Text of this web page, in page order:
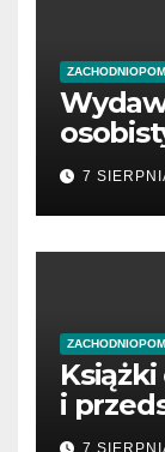
7
i
7